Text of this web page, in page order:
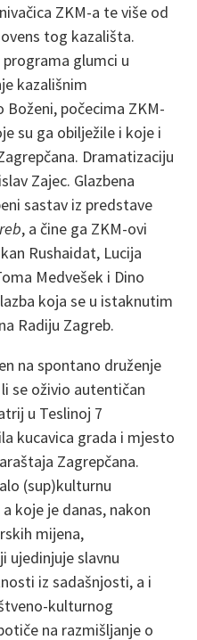
ZKM-a te više od
tog kazališta.
glumci u
kazališnim
počecima ZKM-
su ga obilježile i koje i
Dramatizaciju
Zajec. Glazbena
sastav iz predstave
, a čine ga ZKM-ovi
Rushaidat, Lucija
Medvešek i Dino
koja se u istaknutim
Radiju Zagreb.
na spontano druženje
se oživio autentičan
u Teslinoj 7
kucavica grada i mjesto
Zagrepčana.
(sup)kulturnu
koje je danas, nakon
mijena,
ujedinjuje slavnu
iz sadašnjosti, a i
kulturnog
na razmišljanje o